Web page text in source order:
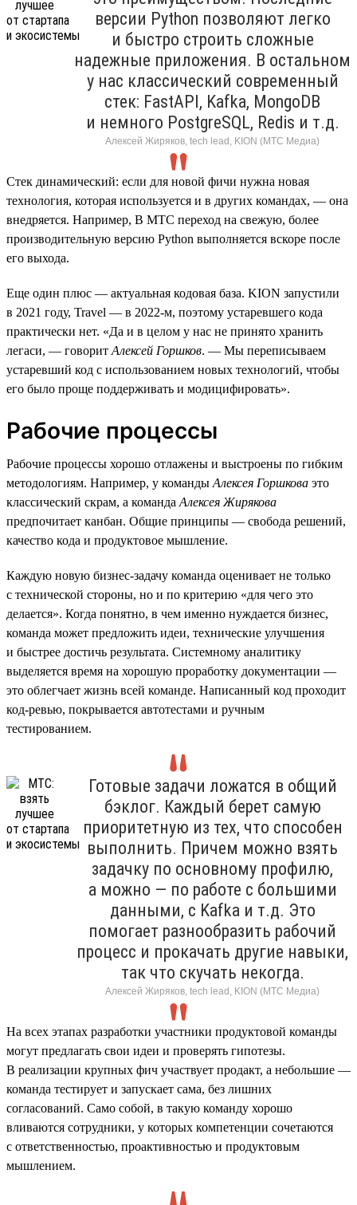
версии Python позволяют легко
и быстро строить сложные
надежные приложения. В остальном
у нас классический современный
стек: FastAPI, Kafka, MongoDB
и немного PostgreSQL, Redis и т.д.
Алексей Жиряков, tech lead, KION (МТС Медиа)
Стек динамический: если для новой фичи нужна новая
технология, которая используется и в других командах, — она
внедряется. Например, В МТС переход на свежую, более
производительную версию Python выполняется вскоре после
его выхода.
Еще один плюс — актуальная кодовая база. KION запустили
в 2021 году, Travel — в 2022-м, поэтому устаревшего кода
практически нет. «Да и в целом у нас не принято хранить
легаси, — говорит Алексей Горшков. — Мы переписываем
устаревший код с использованием новых технологий, чтобы
его было проще поддерживать и модицифировать».
Рабочие процессы
Рабочие процессы хорошо отлажены и выстроены по гибким
методологиям. Например, у команды Алексея Горшкова это
классический скрам, а команда Алексея Жирякова
предпочитает канбан. Общие принципы — свобода решений,
качество кода и продуктовое мышление.
Каждую новую бизнес-задачу команда оценивает не только
с технической стороны, но и по критерию «для чего это
делается». Когда понятно, в чем именно нуждается бизнес,
команда может предложить идеи, технические улучшения
и быстрее достичь результата. Системному аналитику
выделяется время на хорошую проработку документации —
это облегчает жизнь всей команде. Написанный код проходит
код-ревью, покрывается автотестами и ручным
тестированием.
Готовые задачи ложатся в общий
бэклог. Каждый берет самую
приоритетную из тех, что способен
выполнить. Причем можно взять
задачку по основному профилю,
а можно — по работе с большими
данными, с Kafka и т.д. Это
помогает разнообразить рабочий
процесс и прокачать другие навыки,
так что скучать некогда.
Алексей Жиряков, tech lead, KION (МТС Медиа)
На всех этапах разработки участники продуктовой команды
могут предлагать свои идеи и проверять гипотезы.
В реализации крупных фич участвует продакт, а небольшие —
команда тестирует и запускает сама, без лишних
согласований. Само собой, в такую команду хорошо
вливаются сотрудники, у которых компетенции сочетаются
с ответственностью, проактивностью и продуктовым
мышлением.